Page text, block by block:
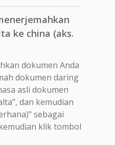
ke china (aks.
dokumen Anda
dokumen daring
asli dokumen
dan kemudian
sebagai
klik tombol